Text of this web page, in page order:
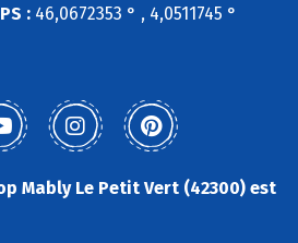
:46,0672353 ° , 4,0511745 °
Mably Le Petit Vert (42300) est